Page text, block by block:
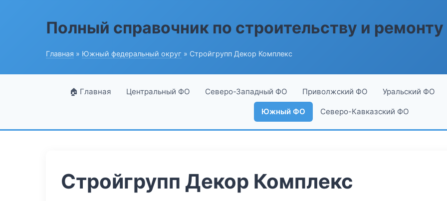
Полный справочник по строительству и ремонту
Главная » Южный федеральный округ » Стройгрупп Декор Комплекс
🏠 Главная Центральный ФО Северо-Западный ФО Приволжский ФО Уральский ФО
Южный ФО Северо-Кавказский ФО
Стройгрупп Декор Комплекс